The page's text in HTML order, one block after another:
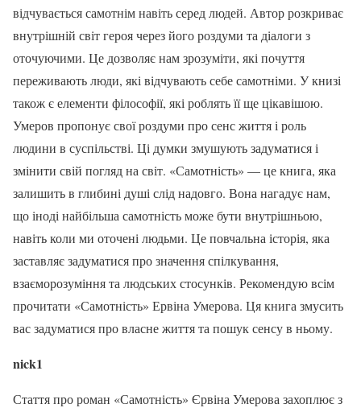
відчувається самотнім навіть серед людей. Автор розкриває
внутрішній світ героя через його роздуми та діалоги з
оточуючими. Це дозволяє нам зрозуміти, які почуття
переживають люди, які відчувають себе самотніми. У книзі
також є елементи філософії, які роблять її ще цікавішою.
Умеров пропонує свої роздуми про сенс життя і роль
людини в суспільстві. Ці думки змушують задуматися і
змінити свій погляд на світ. «Самотність» — це книга, яка
залишить в глибині душі слід надовго. Вона нагадує нам,
що іноді найбільша самотність може бути внутрішньою,
навіть коли ми оточені людьми. Це повчальна історія, яка
заставляє задуматися про значення спілкування,
взаєморозуміння та людських стосунків. Рекомендую всім
прочитати «Самотність» Ервіна Умерова. Ця книга змусить
вас задуматися про власне життя та пошук сенсу в ньому.
nick1
Стаття про роман «Самотність» Єрвіна Умерова захоплює з